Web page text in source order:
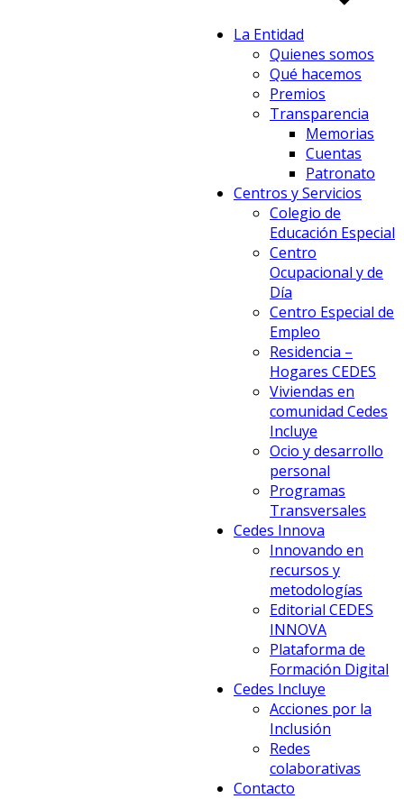
La Entidad
Quienes somos
Qué hacemos
Premios
Transparencia
Memorias
Cuentas
Patronato
Centros y Servicios
Colegio de
Educación Especial
Centro
Ocupacional y de
Día
Centro Especial de
Empleo
Residencia –
Hogares CEDES
Viviendas en
comunidad Cedes
Incluye
Ocio y desarrollo
personal
Programas
Transversales
Cedes Innova
Innovando en
recursos y
metodologías
Editorial CEDES
INNOVA
Plataforma de
Formación Digital
Cedes Incluye
Acciones por la
Inclusión
Redes
colaborativas
Contacto